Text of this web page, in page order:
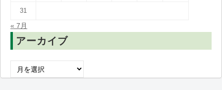
31
« 7月
アーカイブ
ー